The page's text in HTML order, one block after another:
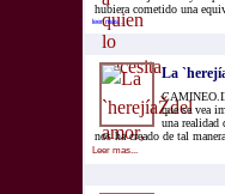
hubiera cometido una
leer mas...
La
que se vea
una realidad
nos ha creado de tal
Leer mas...